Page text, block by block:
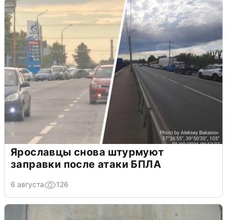
Ярославцы снова штурмуют
заправки после атаки БПЛА
6 августа 126